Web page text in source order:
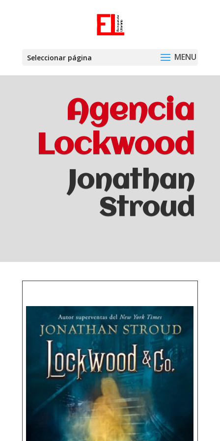
Seleccionar página
Agencia
Lockwood
Jonathan
Stroud